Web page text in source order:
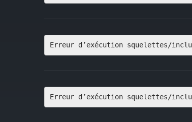
Erreur d’exécution squelettes/
Erreur d’exécution squelettes/